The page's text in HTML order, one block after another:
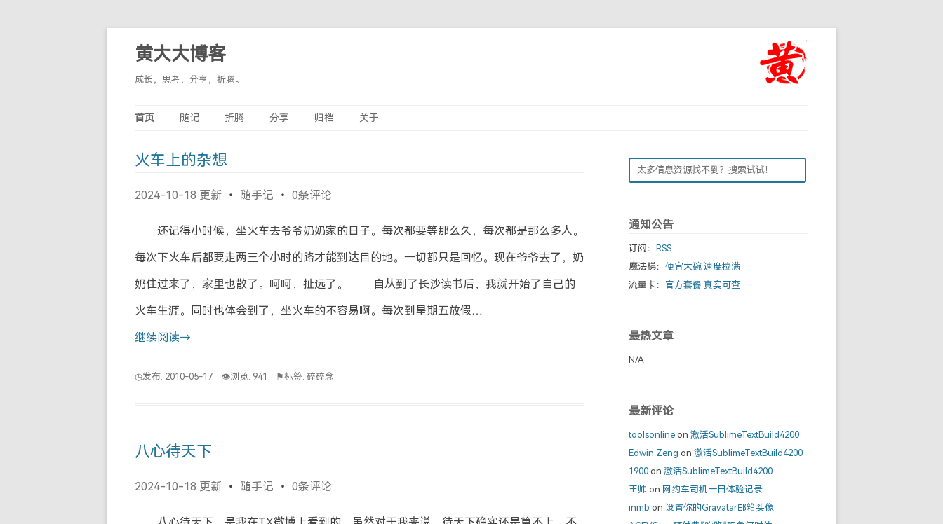
黄大大博客
成长，思考，分享，折腾。
首页 随记 折腾 分享 归档 关于
火车上的杂想
2024-10-18 更新 随手记 0条评论
还记得小时候，坐火车去爷爷奶奶家的日子。每次都要等那么久，每次都是那么多人。
每次下火车后都要走两三个小时的路才能到达目的地。一切都只是回忆。现在爷爷去了，奶
奶住过来了，家里也散了。呵呵，扯远了。 自从到了长沙读书后，我就开始了自己的
火车生涯。同时也体会到了，坐火车的不容易啊。每次到星期五放假…
继续阅读→
◷发布: 2010-05-17 👁浏览: 941 ⚑标签: 碎碎念
八心待天下
2024-10-18 更新 随手记 0条评论
通知公告
订阅：
RSS
魔法梯： 便宜大碗 速度拉满
流量卡： 官方套餐 真实可查
最热文章
N/A
最新评论
toolsonline on 激活SublimeTextBuild4200
Edwin Zeng on 激活SublimeTextBuild4200
1900 on 激活SublimeTextBuild4200
王帅 on 网约车司机一日体验记录
inmb on 设置你的Gravatar邮箱头像